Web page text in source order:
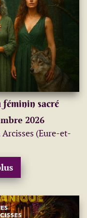
féminin sacré
2026
Arcisses (Eure-et-